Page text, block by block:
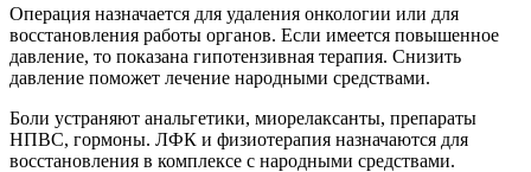
Операция назначается для удаления онкологии или для
восстановления работы органов. Если имеется повышенное
давление, то показана гипотензивная терапия. Снизить
давление поможет лечение народными средствами.
Боли устраняют анальгетики, миорелаксанты, препараты
НПВС, гормоны. ЛФК и физиотерапия назначаются для
восстановления в комплексе с народными средствами.